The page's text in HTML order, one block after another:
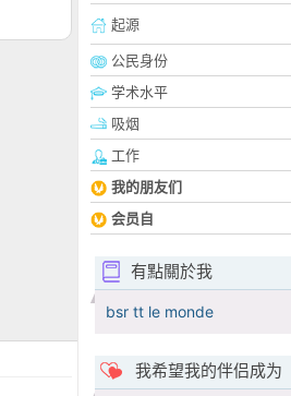
起源
公民身份
学术水平
吸烟
工作
我的朋友们
会员自
有點關於我
bsr tt le monde
我希望我的伴侣成为